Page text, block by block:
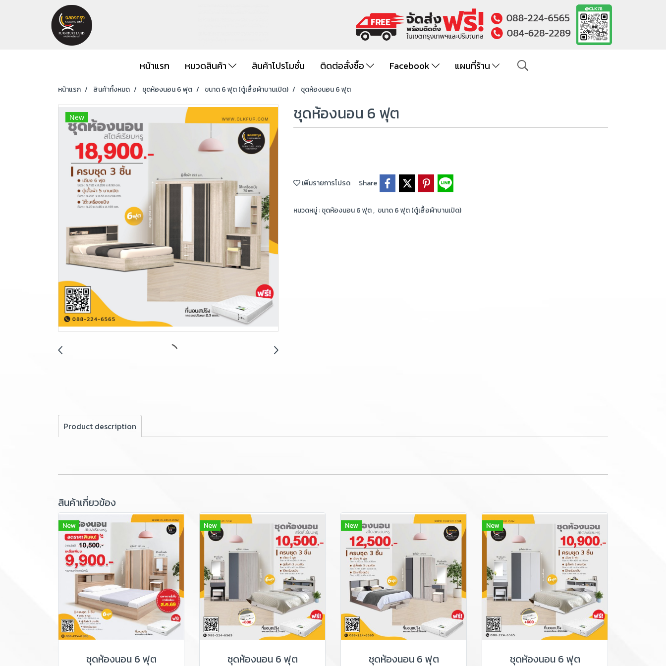
หน้าแรก หมวดสินค้า สินค้าโปรโมชั่น ติดต่อสั่งซื้อ Facebook แผนที่ร้าน
หน้าแรก สินค้าทั้งหมด ชุดห้องนอน 6 ฟุต ขนาด 6 ฟุต (ตู้เสื้อผ้าบานเปิด) ชุดห้องนอน 6 ฟุต
New ชุดห้องนอน 6 ฟุต
เพิ่มรายการโปรด Share
หมวดหมู่ :ชุดห้องนอน 6 ฟุต, ขนาด 6 ฟุต (ตู้เสื้อผ้าบานเปิด)
Product description
สินค้าเกี่ยวข้อง
New
ชุดห้องนอน 6 ฟุต
New
ชุดห้องนอน 6 ฟุต
New
ชุดห้องนอน 6 ฟุต
New
ชุดห้องนอน 6 ฟุต